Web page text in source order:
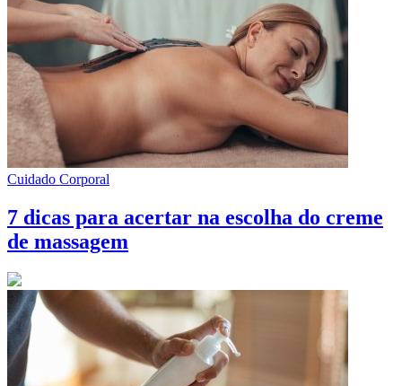
Cuidado Corporal
7 dicas para acertar na escolha do creme
de massagem